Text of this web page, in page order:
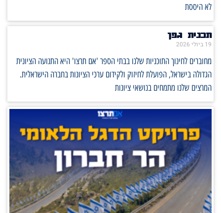
לא היססת
תכנית גפן
19 ביולי 2026
מחוברים לחינוך התוכניות שלנו בבתי הספר 'אם תרצו' היא התנועה הציונית
הגדולה בישראל, הפועלת לחיזוק ולקידום ערכי הציונות בחברה הישראלית.
המרצים שלנו מתמחים בנושאי ציונות